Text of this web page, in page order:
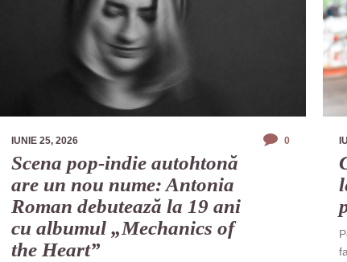
IUNIE 25, 2026 0
Scena pop-indie autohtonă
are un nou nume: Antonia
Roman debutează la 19 ani
cu albumul „Mechanics of
the Heart”